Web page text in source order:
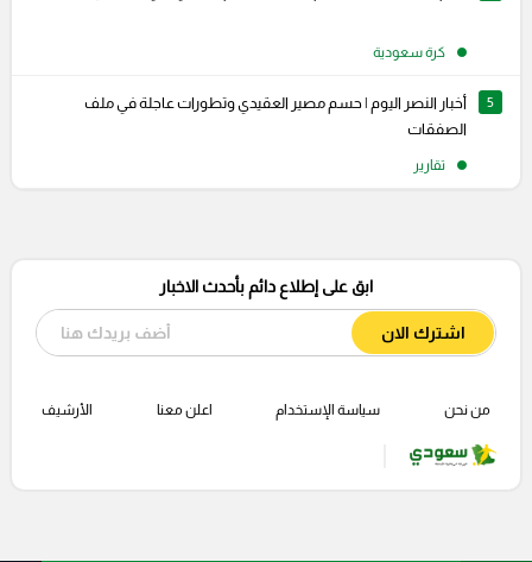
كرة سعودية
5
أخبار النصر اليوم | حسم مصير العقيدي وتطورات عاجلة في ملف
الصفقات
تقارير
ابق على إطلاع دائم بأحدث الاخبار
اشترك الان
من نحن سياسة الإستخدام اعلن معنا الأرشيف